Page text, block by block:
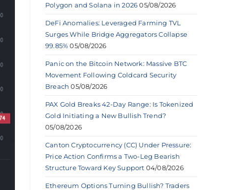
Polygon and Solana in 2026 05/08/2026
DeFi Anomalies: Leveraged Farming TVL
Surges While Bridge Aggregators Collapse
99.85% 05/08/2026
Panic on the Bitcoin Network: Massive BTC
Movement Following Coldcard Security
Breach 05/08/2026
PAX Gold Breaks 42-Day Range: Is Tokenized
Gold Initiating a New Bullish Trend?
05/08/2026
Canton Cryptocurrency (CC) Under Pressure:
Price Action Confirms a Two-Leg Bearish
Structure Toward Key Support 04/08/2026
Ethereum Options Turning Bullish? Traders